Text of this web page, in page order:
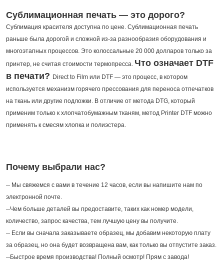
Сублимационная печать — это дорого?
Сублимация красителя доступна по цене. Сублимационная печать
раньше была дорогой и сложной из-за разнообразия оборудования и
многоэтапных процессов. Это колоссальные 20 000 долларов только за
принтер, не считая стоимости термопресса. Что означает DTF
в печати? Direct to Film или DTF — это процесс, в котором
используется механизм горячего прессования для переноса отпечатков
на ткань или другие подложки. В отличие от метода DTG, который
применим только к хлопчатобумажным тканям, метод Printer DTF можно
применять к смесям хлопка и полиэстера.
Почему выбрали нас?
-- Мы свяжемся с вами в течение 12 часов, если вы напишите нам по
электронной почте.
--Чем больше деталей вы предоставите, таких как номер модели,
количество, запрос качества, тем лучшую цену вы получите.
-- Если вы сначала заказываете образец, мы добавим некоторую плату
за образец, но она будет возвращена вам, как только вы отпустите заказ.
--Быстрое время производства! Полный осмотр! Прям с завода!